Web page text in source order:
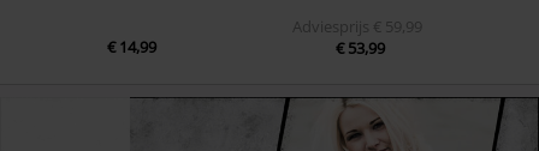
€ 14,99
Adviesprijs
€ 59,99
€ 53,99